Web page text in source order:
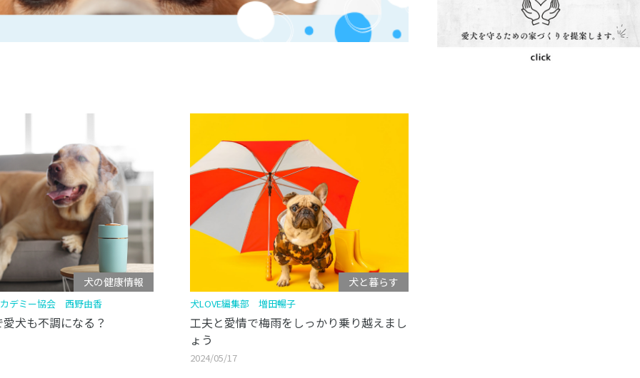
犬の健康情報
デミー協会 西野由香
犬も不調になる？
犬と暮らす
犬LOVE編集部 増田暢子
工夫と愛情で梅雨をしっかり乗り越えまし
ょう
2024/05/17